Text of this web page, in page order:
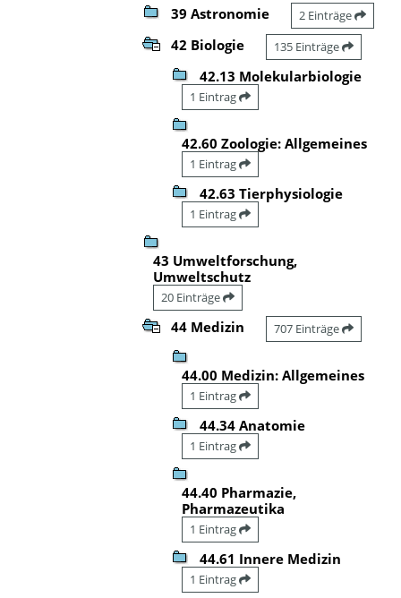
39 Astronomie 2 Einträge
42 Biologie 135 Einträge
42.13 Molekularbiologie
1 Eintrag
42.60 Zoologie: Allgemeines
1 Eintrag
42.63 Tierphysiologie
1 Eintrag
43 Umweltforschung,
Umweltschutz
20 Einträge
44 Medizin 707 Einträge
44.00 Medizin: Allgemeines
1 Eintrag
44.34 Anatomie
1 Eintrag
44.40 Pharmazie,
Pharmazeutika
1 Eintrag
44.61 Innere Medizin
1 Eintrag